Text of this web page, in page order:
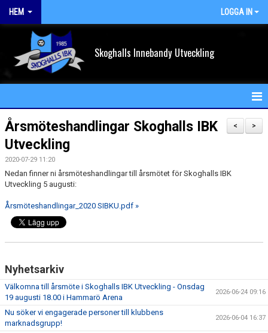
HEM LOGGA IN
Skoghalls Innebandy Utveckling
HEM
NYHETER
FÖRENINGEN
VÅRA LAG/TRÄNARE
KONTAKTUPPGIFTER VÅRA LAG
>
<
Årsmöteshandlingar Skoghalls IBK
Utveckling
2020-07-29 11:20
Nedan finner ni årsmöteshandlingar till årsmötet för Skoghalls IBK
Utveckling 5 augusti:
Årsmöteshandlingar_2020 SIBKU.pdf »
Nyhetsarkiv
Välkomna till årsmöte i Skoghalls IBK Utveckling - Onsdag
19 augusti 18.00 i Hammarö Arena
2026-06-24 09:16
Nu söker vi engagerade personer till klubbens
marknadsgrupp!
2026-06-04 16:37